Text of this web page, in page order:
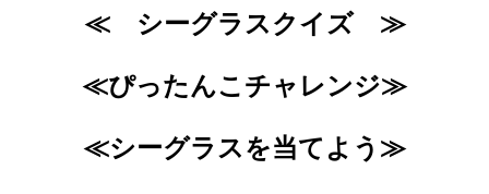
≪ シーグラスクイズ ≫
≪ぴったんこチャレンジ≫
≪シーグラスを当てよう≫